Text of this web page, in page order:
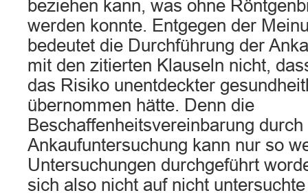
beziehen kann, was ohne
werden konnte. Entgegen der
bedeutet die Durchführung der
mit den zitierten Klauseln nicht,
das Risiko unentdeckter
übernommen hätte. Denn die
Beschaffenheitsvereinbarung
Ankaufuntersuchung kann nur so
Untersuchungen durchgeführt
sich also nicht auf nicht